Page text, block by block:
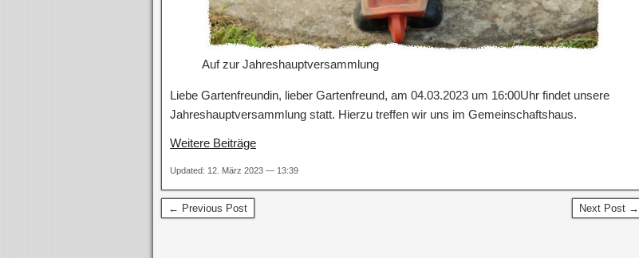
Auf zur Jahreshauptversammlung
Liebe Gartenfreundin, lieber Gartenfreund, am 04.03.2023 um 16:00Uhr findet unsere
Jahreshauptversammlung statt. Hierzu treffen wir uns im Gemeinschaftshaus.
Weitere Beiträge
Updated: 12. März 2023 — 13:39
← Previous Post Next Post →